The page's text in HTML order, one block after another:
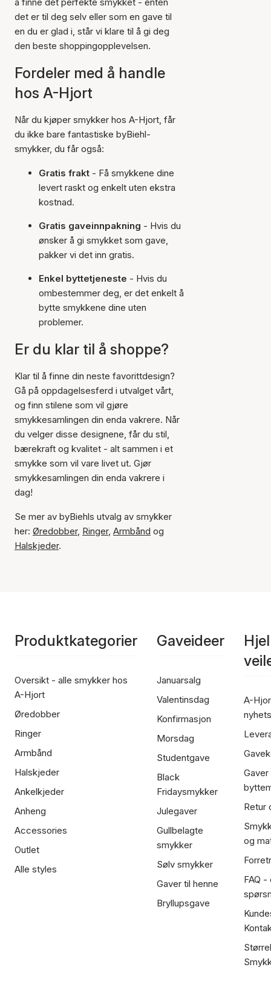
det er til deg selv eller som en gave til
en du er glad i, står vi klare til å gi deg
den beste shoppingopplevelsen.
Fordeler med å handle
hos A-Hjort
Når du kjøper smykker hos A-Hjort, får
du ikke bare fantastiske byBiehl-
smykker, du får også:
Gratis frakt - Få smykkene dine
levert raskt og enkelt uten ekstra
kostnad.
Gratis gaveinnpakning - Hvis du
ønsker å gi smykket som gave,
pakker vi det inn gratis.
Enkel byttetjeneste - Hvis du
ombestemmer deg, er det enkelt å
bytte smykkene dine uten
problemer.
Er du klar til å shoppe?
Klar til å finne din neste favorittdesign?
Gå på oppdagelsesferd i utvalget vårt,
og finn stilene som vil gjøre
smykkesamlingen din enda vakrere. Når
du velger disse designene, får du stil,
bærekraft og kvalitet - alt sammen i et
smykke som vil vare livet ut. Gjør
smykkesamlingen din enda vakrere i
dag!
Se mer av byBiehls utvalg av smykker
her: Øredobber, Ringer, Armbånd og
Halskjeder.
Produktkategorier
Oversikt - alle smykker hos
A-Hjort
Øredobber
Ringer
Armbånd
Halskjeder
Ankelkjeder
Anheng
Accessories
Outlet
Alle styles
Gaveideer
Januarsalg
Valentinsdag
Konfirmasjon
Morsdag
Studentgave
Black
Fridaysmykker
Julegaver
Gullbelagte
smykker
Sølv smykker
Gaver til henne
Bryllupsgave
A-
Retur
og
FAQ